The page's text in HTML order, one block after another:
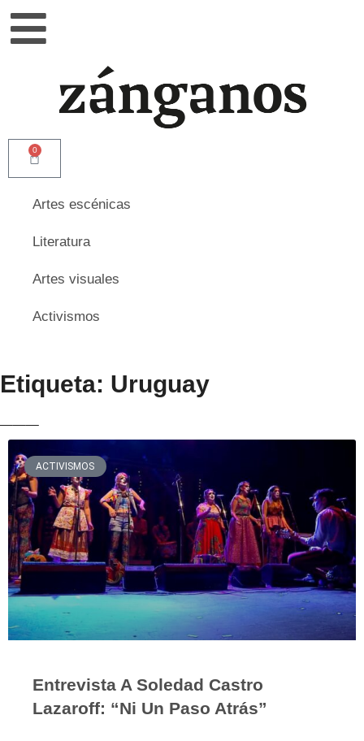
0
Artes escénicas
Literatura
Artes visuales
Activismos
Etiqueta: Uruguay
ACTIVISMOS
Entrevista A Soledad Castro
Lazaroff: “Ni Un Paso Atrás”